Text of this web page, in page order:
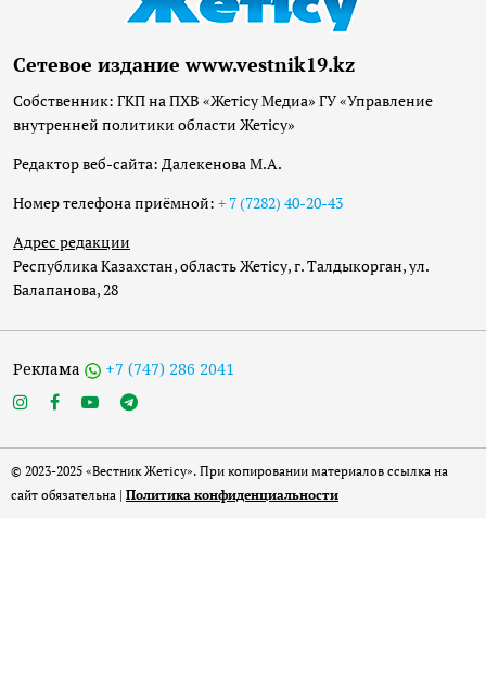
Сетевое издание www.vestnik19.kz
Собственник: ГКП на ПХВ «Жетісу Медиа» ГУ «Управление
внутренней политики области Жетісу»
Редактор веб-сайта: Далекенова М.А.
Номер телефона приёмной: + 7 (7282) 40-20-43
Адрес редакции
Республика Казахстан, область Жетісу, г. Талдыкорган, ул.
Балапанова, 28
Реклама +7 (747) 286 2041
© 2023-2025 «Вестник Жетісу». При копировании материалов ссылка на
сайт обязательна | Политика конфиденциальности